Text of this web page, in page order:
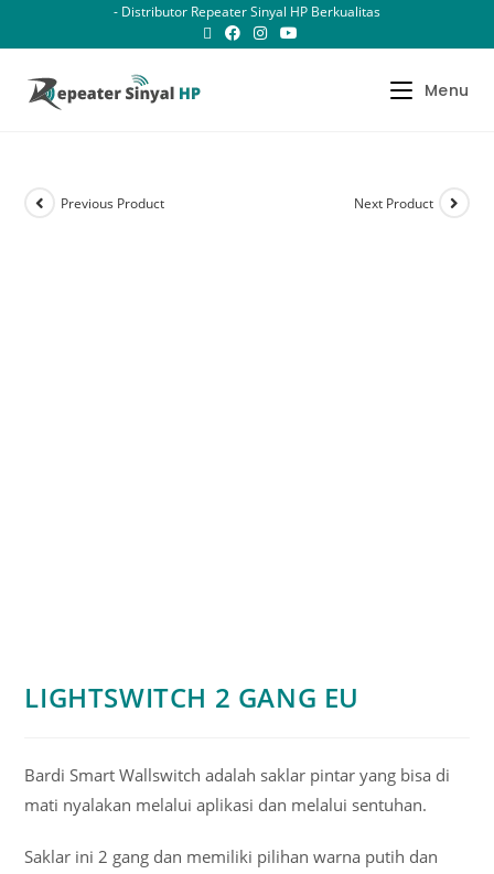
- Distributor Repeater Sinyal HP Berkualitas
Menu
Previous Product Next Product
LIGHTSWITCH 2 GANG EU
Bardi Smart Wallswitch adalah saklar pintar yang bisa di
mati nyalakan melalui aplikasi dan melalui sentuhan.
Saklar ini 2 gang dan memiliki pilihan warna putih dan